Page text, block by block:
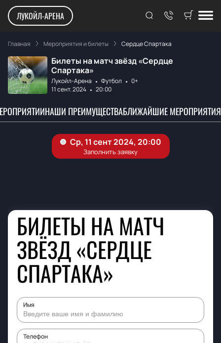
ЛУКОЙЛ-АРЕНА
Главная Мероприятия и билеты Сердце Спартака
Билеты на матч звёзд «Сердце
Спартака»
Лукойл-Арена Футбол
0+
11 сент. 2024
20:00
НАШИ ПРЕИМУЩЕСТВАБЛИЖАЙШИЕ МЕРОПРИЯТИЯ
БИЛЕТЫ НА МАТЧ
ЗВЁЗД «СЕРДЦЕ
СПАРТАКА»
Имя
Телефон